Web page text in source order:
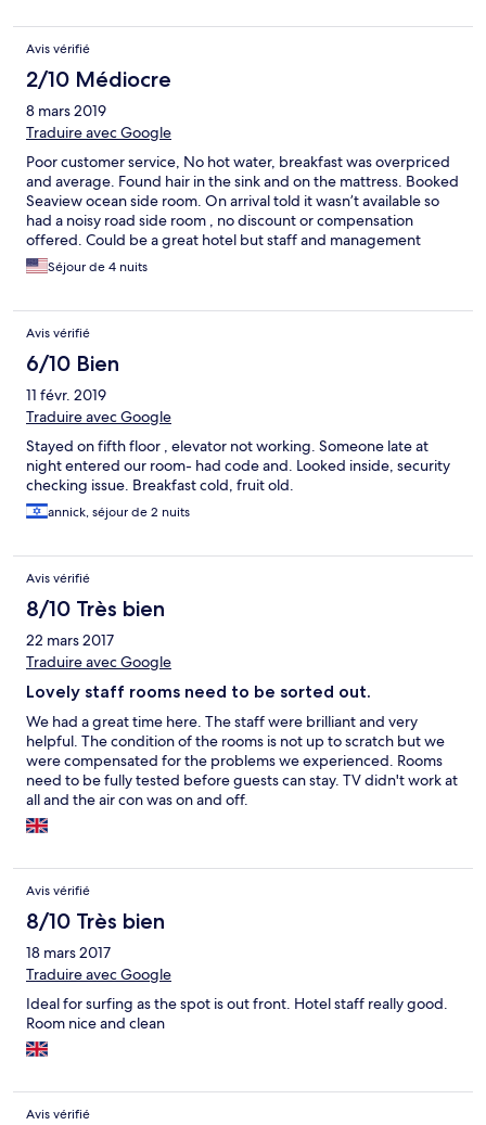
Avis vérifié
2/10 Médiocre
8 mars 2019
Traduire avec Google
Poor customer service, No hot water, breakfast was overpriced
and average. Found hair in the sink and on the mattress. Booked
Seaview ocean side room. On arrival told it wasn’t available so
had a noisy road side room , no discount or compensation
offered. Could be a great hotel but staff and management
running at super poor level. Shame
Séjour de 4 nuits
Avis vérifié
6/10 Bien
11 févr. 2019
Traduire avec Google
Stayed on fifth floor , elevator not working. Someone late at
night entered our room- had code and. Looked inside, security
checking issue. Breakfast cold, fruit old.
annick, séjour de 2 nuits
Avis vérifié
8/10 Très bien
22 mars 2017
Traduire avec Google
Lovely staff rooms need to be sorted out.
We had a great time here. The staff were brilliant and very
helpful. The condition of the rooms is not up to scratch but we
were compensated for the problems we experienced. Rooms
need to be fully tested before guests can stay. TV didn't work at
all and the air con was on and off.
Avis vérifié
8/10 Très bien
18 mars 2017
Traduire avec Google
Ideal for surfing as the spot is out front. Hotel staff really good.
Room nice and clean
Avis vérifié